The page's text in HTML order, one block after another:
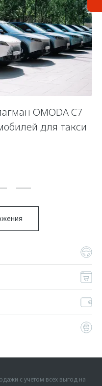
OMODA C7
для такси
с учетом всех выгод на